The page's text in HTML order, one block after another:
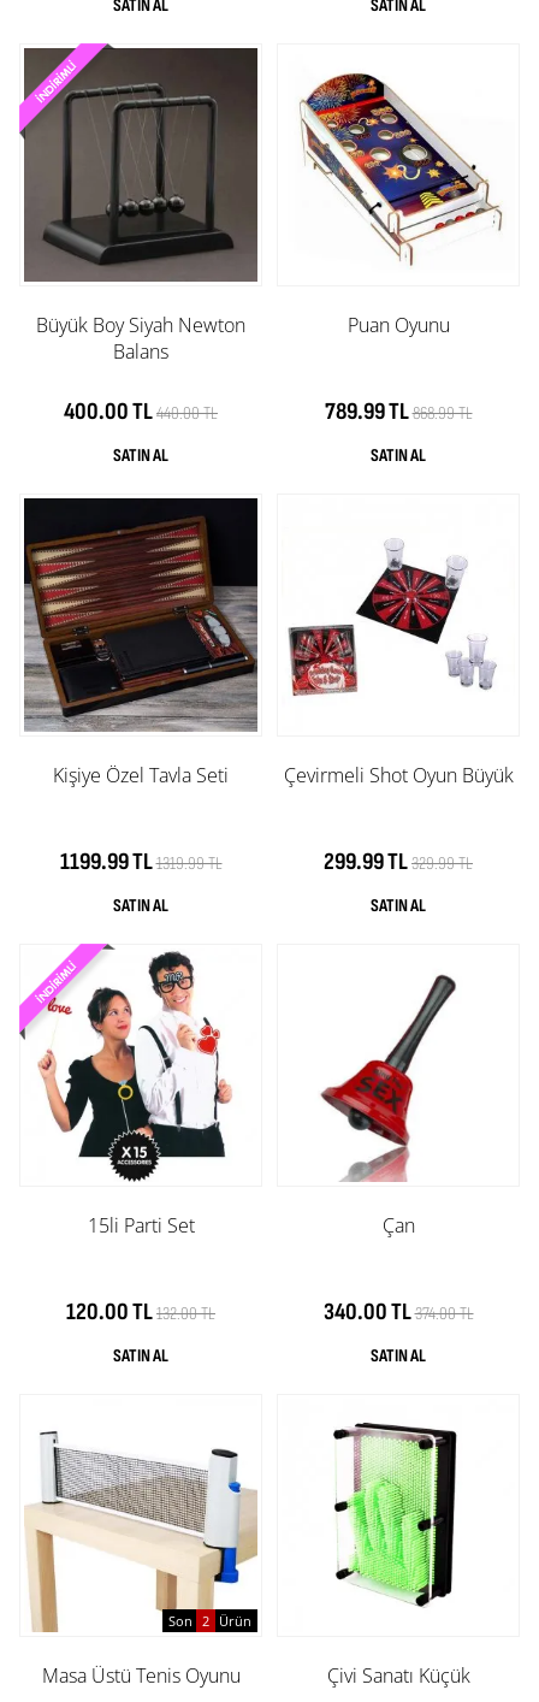
Büyük Boy Siyah Newton
Balans
400.00 TL440.00 TL
Puan Oyunu
789.99 TL868.99 TL
Kişiye Özel Tavla Seti
1199.99 TL1319.99 TL
Çevirmeli Shot Oyun Büyük
299.99 TL329.99 TL
15li Parti Set
120.00 TL132.00 TL
Çan
340.00 TL374.00 TL
Son 2 Ürün
Masa Üstü Tenis Oyunu Çivi Sanatı Küçük